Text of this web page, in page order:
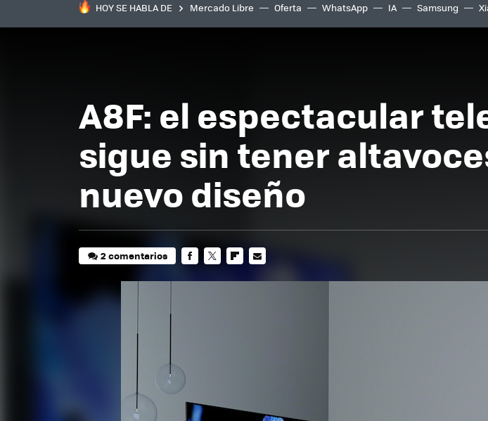
HOY SE HABLA DE Mercado Libre Oferta WhatsApp IA Samsung
A8F: el espectacular
sigue sin tener
nuevo diseño
2 comentarios